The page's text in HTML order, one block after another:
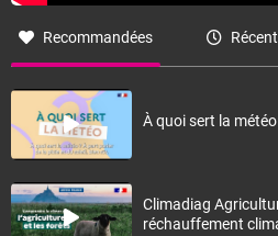
Recommandées
À quoi sert la météo
Climadiag
réchauffement